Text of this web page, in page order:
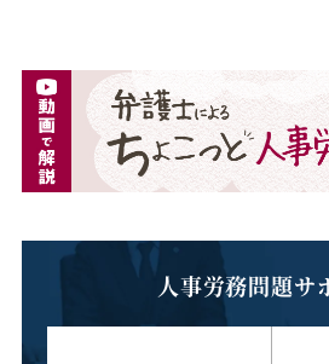
人事労務問題サ